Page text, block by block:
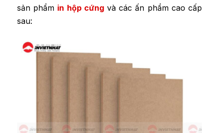
sản phẩm in hộp cứngvà các ấn phẩm cao cấp
sau: